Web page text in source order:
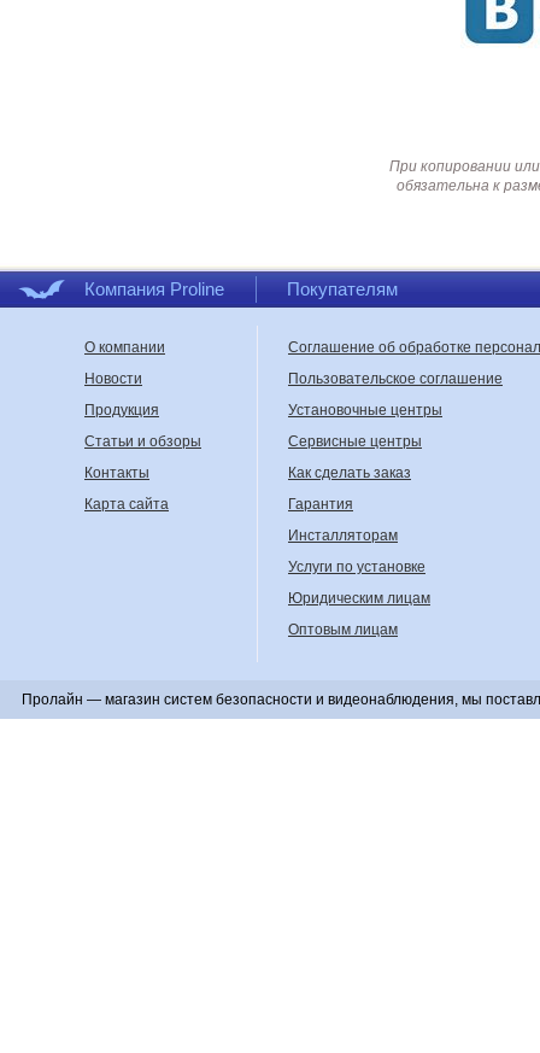
При копировании
обязательна к
Компания Proline Покупателям
О компании
Новости
Продукция
Статьи и обзоры
Контакты
Карта сайта
Соглашение об обработке
Пользовательское соглашение
Установочные центры
Сервисные центры
Как сделать заказ
Гарантия
Инсталляторам
Услуги по установке
Юридическим лицам
Оптовым лицам
Пролайн — магазин систем безопасности и видеонаблюдения, мы